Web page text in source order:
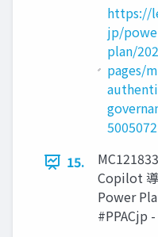
https://
jp/
plan/
pages/
5005072
15.
Copilot
Power
#PPACjp